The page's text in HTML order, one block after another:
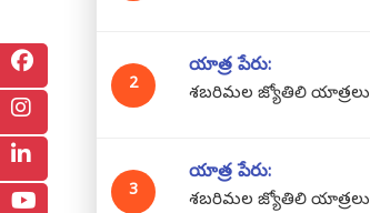
2
యాత్ర పేరు:
శబరిమల జ్యోతిలి యాత్రలు
3
యాత్ర పేరు:
శబరిమల జ్యోతిలి యాత్రలు